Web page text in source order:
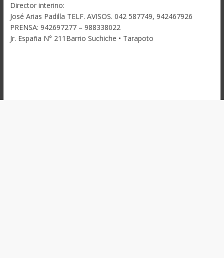
Director interino:
José Arias Padilla TELF. AVISOS. 042 587749, 942467926
PRENSA: 942697277 – 988338022
Jr. España N° 211Barrio Suchiche • Tarapoto